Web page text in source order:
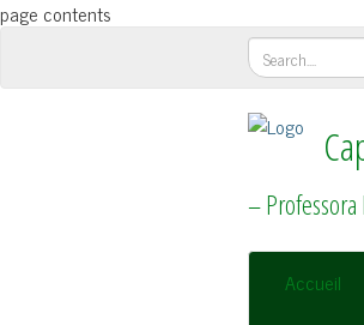
page contents
–
Accueil